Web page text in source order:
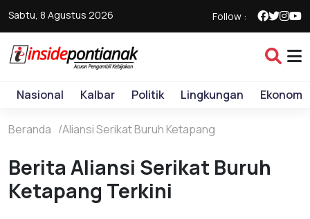
Sabtu, 8 Agustus 2026 Follow :
Nasional Kalbar Politik Lingkungan Ekonomi
Beranda Aliansi Serikat Buruh Ketapang
Berita Aliansi Serikat Buruh
Ketapang Terkini